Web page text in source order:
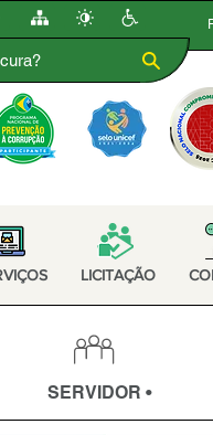
LICITAÇÃO
SERVIDOR •